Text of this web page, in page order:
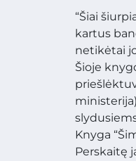
“Šiai
kartus
netikėtai
Šioje
Knyga
Perskaitę